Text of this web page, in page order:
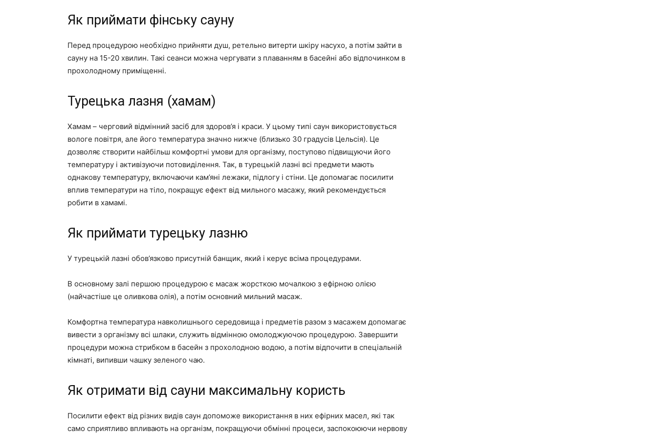
Як приймати фінську сауну
Перед процедурою необхідно прийняти душ, ретельно витерти шкіру насухо, а потім зайти в
сауну на 15-20 хвилин. Такі сеанси можна чергувати з плаванням в басейні або відпочинком в
прохолодному приміщенні.
Турецька лазня (хамам)
Хамам – черговий відмінний засіб для здоров’я і краси. У цьому типі саун використовується
вологе повітря, але його температура значно нижче (близько 30 градусів Цельсія). Це
дозволяє створити найбільш комфортні умови для організму, поступово підвищуючи його
температуру і активізуючи потовиділення. Так, в турецькій лазні всі предмети мають
однакову температуру, включаючи кам’яні лежаки, підлогу і стіни. Це допомагає посилити
вплив температури на тіло, покращує ефект від мильного масажу, який рекомендується
робити в хамамі.
Як приймати турецьку лазню
У турецькій лазні обов’язково присутній банщик, який і керує всіма процедурами.
В основному залі першою процедурою є масаж жорсткою мочалкою з ефірною олією
(найчастіше це оливкова олія), а потім основний мильний масаж.
Комфортна температура навколишнього середовища і предметів разом з масажем допомагає
вивести з організму всі шлаки, служить відмінною омолоджуючою процедурою. Завершити
процедури можна стрибком в басейн з прохолодною водою, а потім відпочити в спеціальній
кімнаті, випивши чашку зеленого чаю.
Як отримати від сауни максимальну користь
Посилити ефект від різних видів саун допоможе використання в них ефірних масел, які так
само сприятливо впливають на організм, покращуючи обмінні процеси, заспокоюючи нервову